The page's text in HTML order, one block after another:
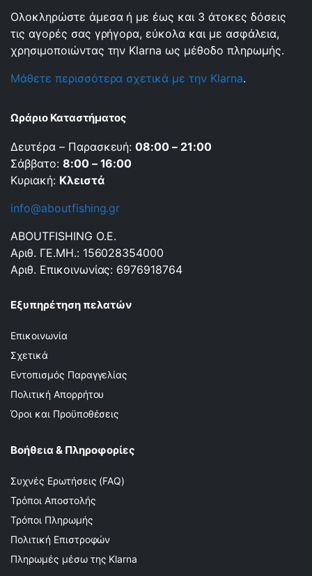
Ολοκληρώστε άμεσα ή με έως και 3 άτοκες δόσεις
τις αγορές σας γρήγορα, εύκολα και με ασφάλεια,
χρησιμοποιώντας την Klarna ως μέθοδο πληρωμής.
Μάθετε περισσότερα σχετικά με την Klarna.
Ωράριο Καταστήματος
Δευτέρα – Παρασκευή:08:00 – 21:00
Σάββατο: 8:00 – 16:00
Κυριακή: Κλειστά
info@aboutfishing.gr
ABOUTFISHING Ο.Ε.
Αριθ. ΓΕ.ΜΗ.: 156028354000
Αριθ. Επικοινωνίας: 6976918764
Εξυπηρέτηση πελατών
Επικοινωνία
Σχετικά
Εντοπισμός Παραγγελίας
Πολιτική Απορρήτου
Όροι και Προϋποθέσεις
Βοήθεια & Πληροφορίες
Συχνές Ερωτήσεις (FAQ)
Τρόποι Αποστολής
Τρόποι Πληρωμής
Πολιτική Επιστροφών
Πληρωμές μέσω της Klarna